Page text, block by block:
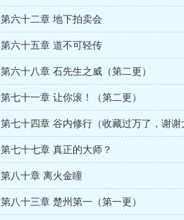
第六十二章 地下拍卖会
第六十五章 道不可轻传
第六十八章 石先生之威（第二更）
第七十一章 让你滚！（第二更）
第七十七章 真正的大师？
第八十章 离火金瞳
第八十三章 楚州第一（第一更）